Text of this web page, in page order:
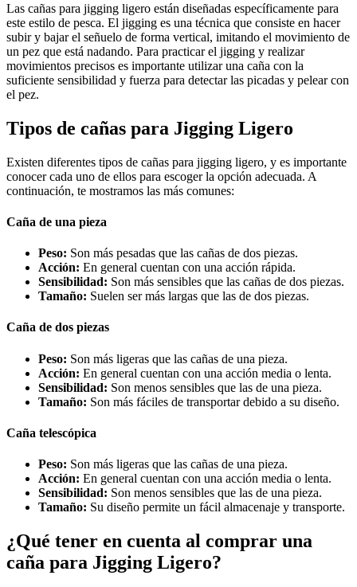
Las cañas para jigging ligero están diseñadas específicamente para
este estilo de pesca. El jigging es una técnica que consiste en hacer
subir y bajar el señuelo de forma vertical, imitando el movimiento de
un pez que está nadando. Para practicar el jigging y realizar
movimientos precisos es importante utilizar una caña con la
suficiente sensibilidad y fuerza para detectar las picadas y pelear con
el pez.
Tipos de cañas para Jigging Ligero
Existen diferentes tipos de cañas para jigging ligero, y es importante
conocer cada uno de ellos para escoger la opción adecuada. A
continuación, te mostramos las más comunes:
Caña de una pieza
Peso: Son más pesadas que las cañas de dos piezas.
Acción: En general cuentan con una acción rápida.
Sensibilidad: Son más sensibles que las cañas de dos piezas.
Tamaño: Suelen ser más largas que las de dos piezas.
Caña de dos piezas
Peso: Son más ligeras que las cañas de una pieza.
Acción: En general cuentan con una acción media o lenta.
Sensibilidad: Son menos sensibles que las de una pieza.
Tamaño: Son más fáciles de transportar debido a su diseño.
Caña telescópica
Peso: Son más ligeras que las cañas de una pieza.
Acción: En general cuentan con una acción media o lenta.
Sensibilidad: Son menos sensibles que las de una pieza.
Tamaño: Su diseño permite un fácil almacenaje y transporte.
¿Qué tener en cuenta al comprar una
caña para Jigging Ligero?